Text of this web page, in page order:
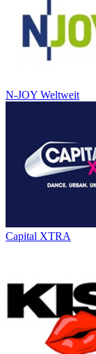
N-JOY Weltweit
Capital XTRA